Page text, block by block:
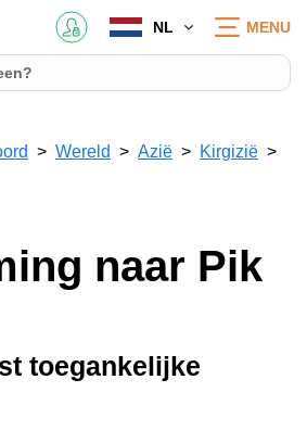
NL MENU
Wereld Azië Kirgizië
naar Pik
toegankelijke